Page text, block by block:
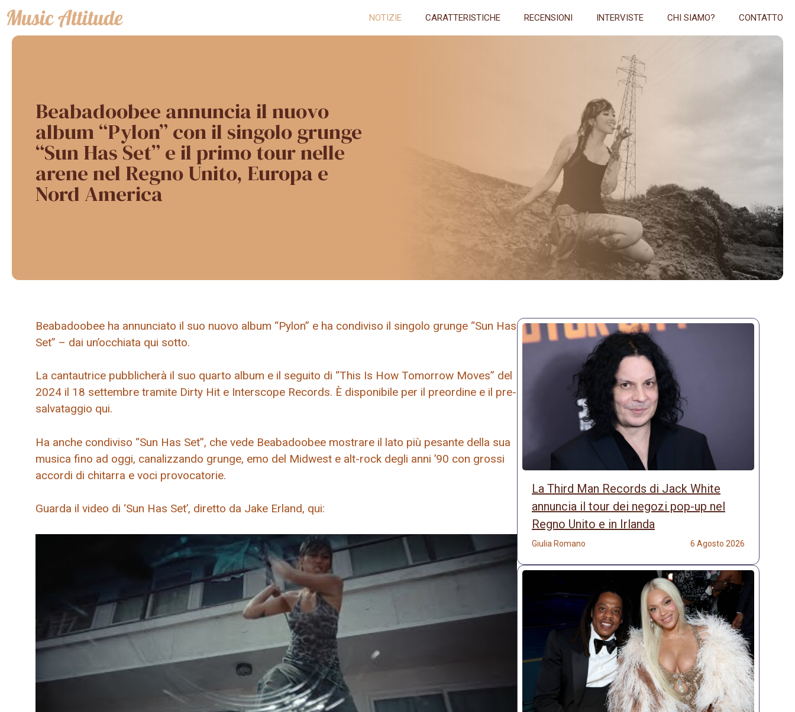
Vai
al
contenuto
NOTIZIE CARATTERISTICHE RECENSIONI INTERVISTE CHI SIAMO? CONTATTO
Beabadoobee annuncia il nuovo
album “Pylon” con il singolo grunge
“Sun Has Set” e il primo tour nelle
arene nel Regno Unito, Europa e
Nord America
Beabadoobee ha annunciato il suo nuovo album “Pylon” e ha condiviso il singolo grunge “Sun Has
Set” – dai un’occhiata qui sotto.
La cantautrice pubblicherà il suo quarto album e il seguito di “This Is How Tomorrow Moves” del
2024 il 18 settembre tramite Dirty Hit e Interscope Records. È disponibile per il preordine e il pre-
salvataggio qui.
Ha anche condiviso “Sun Has Set”, che vede Beabadoobee mostrare il lato più pesante della sua
musica fino ad oggi, canalizzando grunge, emo del Midwest e alt-rock degli anni ’90 con grossi
accordi di chitarra e voci provocatorie.
Guarda il video di ‘Sun Has Set’, diretto da Jake Erland, qui:
La Third Man Records di Jack White
annuncia il tour dei negozi pop-up nel
Regno Unito e in Irlanda
Giulia Romano 6 Agosto 2026